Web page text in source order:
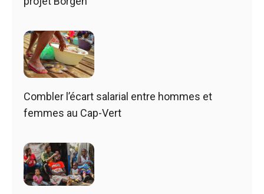
Combler l’écart salarial entre hommes et
femmes au Cap-Vert